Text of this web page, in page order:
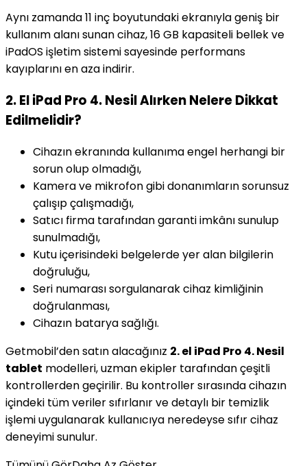
Aynı zamanda 11 inç boyutundaki ekranıyla geniş bir
kullanım alanı sunan cihaz, 16 GB kapasiteli bellek ve
iPadOS işletim sistemi sayesinde performans
kayıplarını en aza indirir.
2. El iPad Pro 4. Nesil Alırken Nelere Dikkat
Edilmelidir?
Cihazın ekranında kullanıma engel herhangi bir
sorun olup olmadığı,
Kamera ve mikrofon gibi donanımların sorunsuz
çalışıp çalışmadığı,
Satıcı firma tarafından garanti imkânı sunulup
sunulmadığı,
Kutu içerisindeki belgelerde yer alan bilgilerin
doğruluğu,
Seri numarası sorgulanarak cihaz kimliğinin
doğrulanması,
Cihazın batarya sağlığı.
Getmobil’den satın alacağınız 2. el iPad Pro 4. Nesil
tablet modelleri, uzman ekipler tarafından çeşitli
kontrollerden geçirilir. Bu kontroller sırasında cihazın
içindeki tüm veriler sıfırlanır ve detaylı bir temizlik
işlemi uygulanarak kullanıcıya neredeyse sıfır cihaz
deneyimi sunulur.